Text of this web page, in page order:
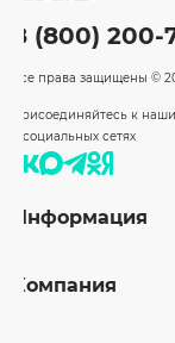
8 (800) 200-
Все права защищены ©
Присоединяйтесь к
в социальных сетях
Информация
Бренды
Компания